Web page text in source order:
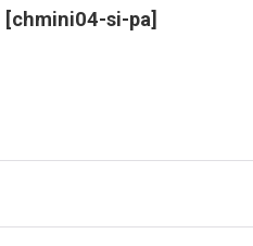
[chmini04-si-pa]